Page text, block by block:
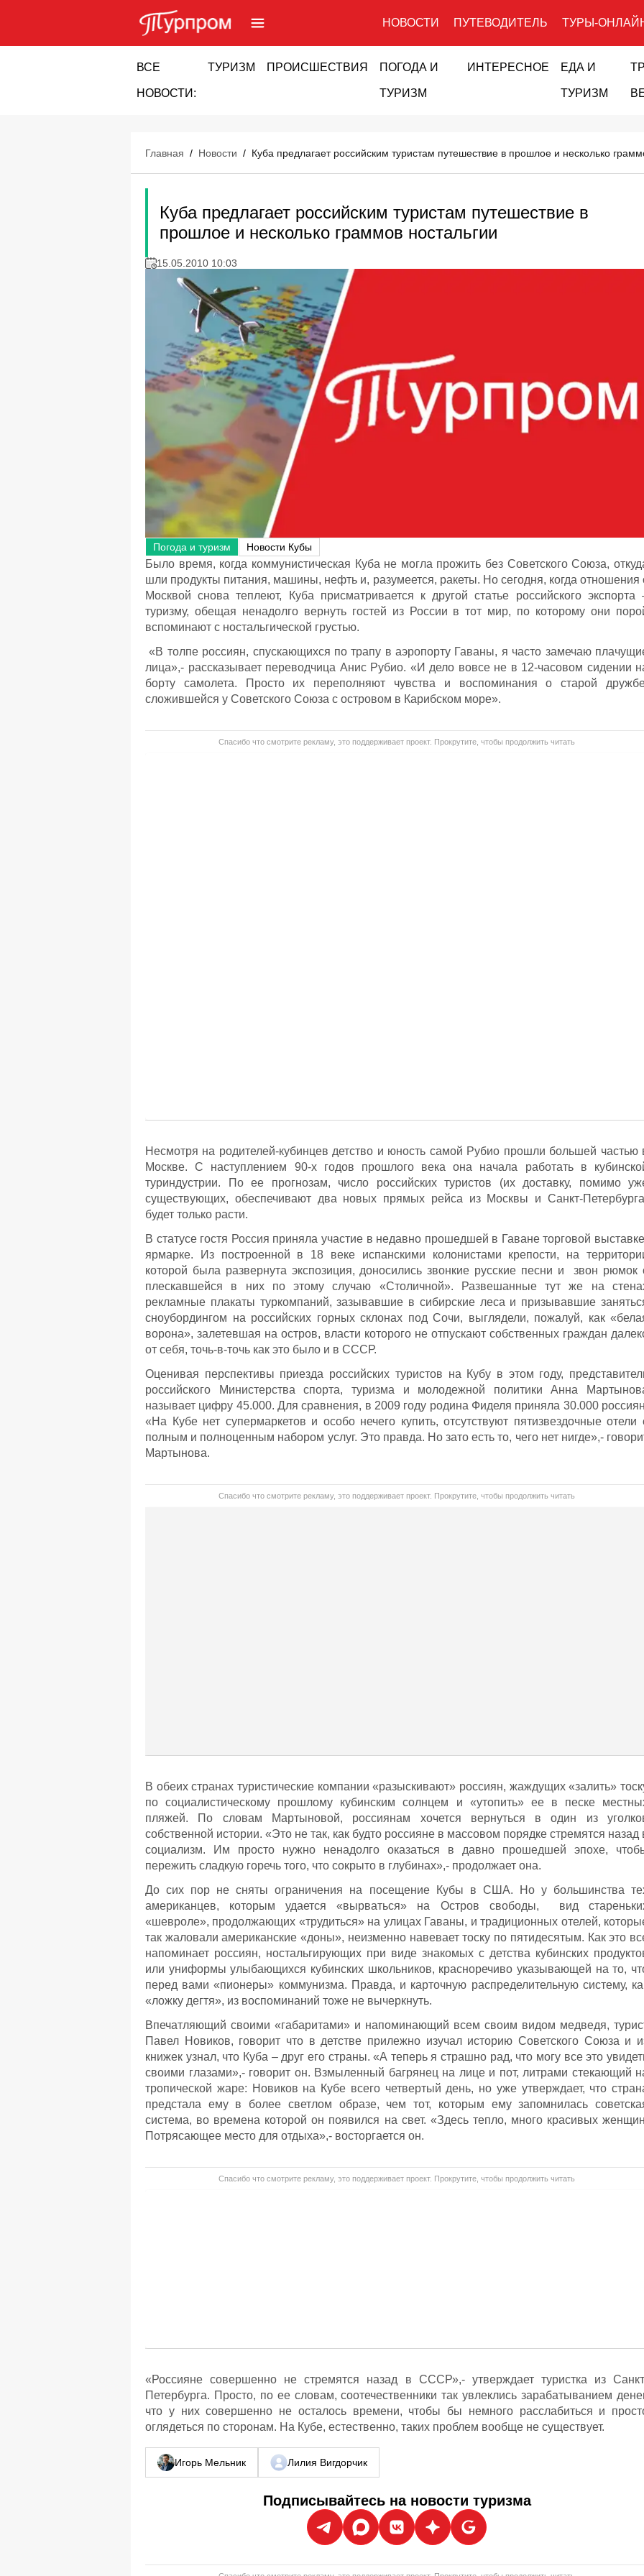
НОВОСТИ ПУТЕВОДИТЕЛЬ ТУРЫ-
ВСЕ
НОВОСТИ:
ТУРИЗМ ПРОИСШЕСТВИЯ ПОГОДА И
ТУРИЗМ
ИНТЕРЕСНОЕ ЕДА И
ТУРИЗМ
Главная / Новости / Куба предлагает российским туристам путешествие в прошлое и несколько
Куба предлагает российским туристам путешествие в
прошлое и несколько граммов ностальгии
15.05.2010 10:03
Погода и туризм Новости Кубы
Было время, когда коммунистическая Куба не могла прожить без Советского Союза,
шли продукты питания, машины, нефть и, разумеется, ракеты. Но сегодня, когда отношения
Москвой снова теплеют, Куба присматривается к другой статье российского экспорта
туризму, обещая ненадолго вернуть гостей из России в тот мир, по которому они
вспоминают с ностальгической грустью.
«В толпе россиян, спускающихся по трапу в аэропорту Гаваны, я часто замечаю
лица»,- рассказывает переводчица Анис Рубио. «И дело вовсе не в 12-часовом сидении
борту самолета. Просто их переполняют чувства и воспоминания о старой
сложившейся у Советского Союза с островом в Карибском море».
Спасибо что смотрите рекламу, это поддерживает проект. Прокрутите, чтобы продолжить читать
Несмотря на родителей-кубинцев детство и юность самой Рубио прошли большей частью
Москве. С наступлением 90-х годов прошлого века она начала работать в
туриндустрии. По ее прогнозам, число российских туристов (их доставку, помимо
существующих, обеспечивают два новых прямых рейса из Москвы и Санкт-
будет только расти.
В статусе гостя Россия приняла участие в недавно прошедшей в Гаване торговой
ярмарке. Из построенной в 18 веке испанскими колонистами крепости, на
которой была развернута экспозиция, доносились звонкие русские песни и звон рюмок
плескавшейся в них по этому случаю «Столичной». Развешанные тут же на
рекламные плакаты туркомпаний, зазывавшие в сибирские леса и призывавшие
сноубордингом на российских горных склонах под Сочи, выглядели, пожалуй, как
ворона», залетевшая на остров, власти которого не отпускают собственных граждан
от себя, точь-в-точь как это было и в СССР.
Оценивая перспективы приезда российских туристов на Кубу в этом году,
российского Министерства спорта, туризма и молодежной политики Анна
называет цифру 45.000. Для сравнения, в 2009 году родина Фиделя приняла 30.000
«На Кубе нет супермаркетов и особо нечего купить, отсутствуют пятизвездочные отели
полным и полноценным набором услуг. Это правда. Но зато есть то, чего нет нигде»,-
Мартынова.
Спасибо что смотрите рекламу, это поддерживает проект. Прокрутите, чтобы продолжить читать
В обеих странах туристические компании «разыскивают» россиян, жаждущих «залить»
по социалистическому прошлому кубинским солнцем и «утопить» ее в песке
пляжей. По словам Мартыновой, россиянам хочется вернуться в один из
собственной истории. «Это не так, как будто россияне в массовом порядке стремятся назад
социализм. Им просто нужно ненадолго оказаться в давно прошедшей эпохе,
пережить сладкую горечь того, что сокрыто в глубинах»,- продолжает она.
До сих пор не сняты ограничения на посещение Кубы в США. Но у большинства
американцев, которым удается «вырваться» на Остров свободы, вид
«шевроле», продолжающих «трудиться» на улицах Гаваны, и традиционных отелей,
так жаловали американские «доны», неизменно навевает тоску по пятидесятым. Как это
напоминает россиян, ностальгирующих при виде знакомых с детства кубинских
или униформы улыбающихся кубинских школьников, красноречиво указывающей на то,
перед вами «пионеры» коммунизма. Правда, и карточную распределительную систему,
«ложку дегтя», из воспоминаний тоже не вычеркнуть.
Впечатляющий своими «габаритами» и напоминающий всем своим видом медведя,
Павел Новиков, говорит что в детстве прилежно изучал историю Советского Союза и
книжек узнал, что Куба – друг его страны. «А теперь я страшно рад, что могу все это
своими глазами»,- говорит он. Взмыленный багрянец на лице и пот, литрами стекающий
тропической жаре: Новиков на Кубе всего четвертый день, но уже утверждает, что
предстала ему в более светлом образе, чем тот, которым ему запомнилась
система, во времена которой он появился на свет. «Здесь тепло, много красивых
Потрясающее место для отдыха»,- восторгается он.
Спасибо что смотрите рекламу, это поддерживает проект. Прокрутите, чтобы продолжить читать
«Россияне совершенно не стремятся назад в СССР»,- утверждает туристка из
Петербурга. Просто, по ее словам, соотечественники так увлеклись зарабатыванием
что у них совершенно не осталось времени, чтобы бы немного расслабиться и
оглядеться по сторонам. На Кубе, естественно, таких проблем вообще не существует.
Игорь Мельник Лилия Вигдорчик
Подписывайтесь на новости туризма